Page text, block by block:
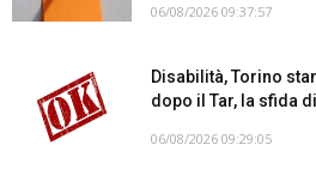
06/08/2026 09:37:57
Disabilità, Torino
dopo il Tar, la sfida
06/08/2026 09:29:05